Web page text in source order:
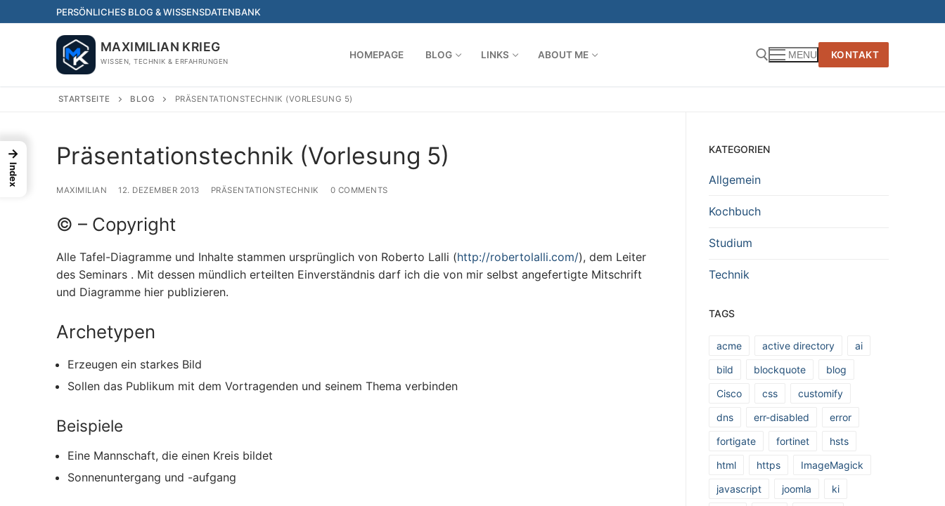
to
PERSÖNLICHES BLOG & WISSENSDATENBANK
MAXIMILIAN KRIEG
WISSEN, TECHNIK & ERFAHRUNGEN
HOMEPAGE BLOG LINKS ABOUT ME MENU KONTAKT
STARTSEITE BLOG PRÄSENTATIONSTECHNIK (VORLESUNG 5)
Präsentationstechnik (Vorlesung 5)
MAXIMILIAN 12. DEZEMBER 2013 PRÄSENTATIONSTECHNIK 0 COMMENTS
© – Copyright
Alle Tafel-Diagramme und Inhalte stammen ursprünglich von Roberto Lalli (http://robertolalli.com/), dem Leiter
des Seminars . Mit dessen mündlich erteilten Einverständnis darf ich die von mir selbst angefertigte Mitschrift
und Diagramme hier publizieren.
Archetypen
Erzeugen ein starkes Bild
Sollen das Publikum mit dem Vortragenden und seinem Thema verbinden
Beispiele
Eine Mannschaft, die einen Kreis bildet
Sonnenuntergang und -aufgang
KATEGORIEN
Allgemein
Kochbuch
Studium
Technik
TAGS
acme active directory
ai
bild
blockquote
blog
Cisco
css
customify
dns
err-disabled
error
fortigate
fortinet
hsts
html
https
ImageMagick
javascript
joomla
ki
→
Index